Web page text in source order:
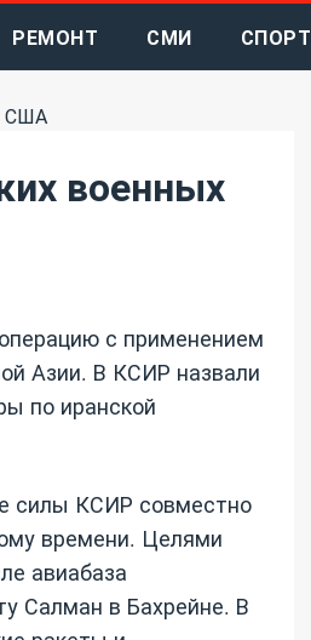
РЕМОНТ СМИ СПОРТ
военных
с применением
Азии. В КСИР назвали
по иранской
силы КСИР совместно
времени. Целями
авиабаза
Салман в Бахрейне. В